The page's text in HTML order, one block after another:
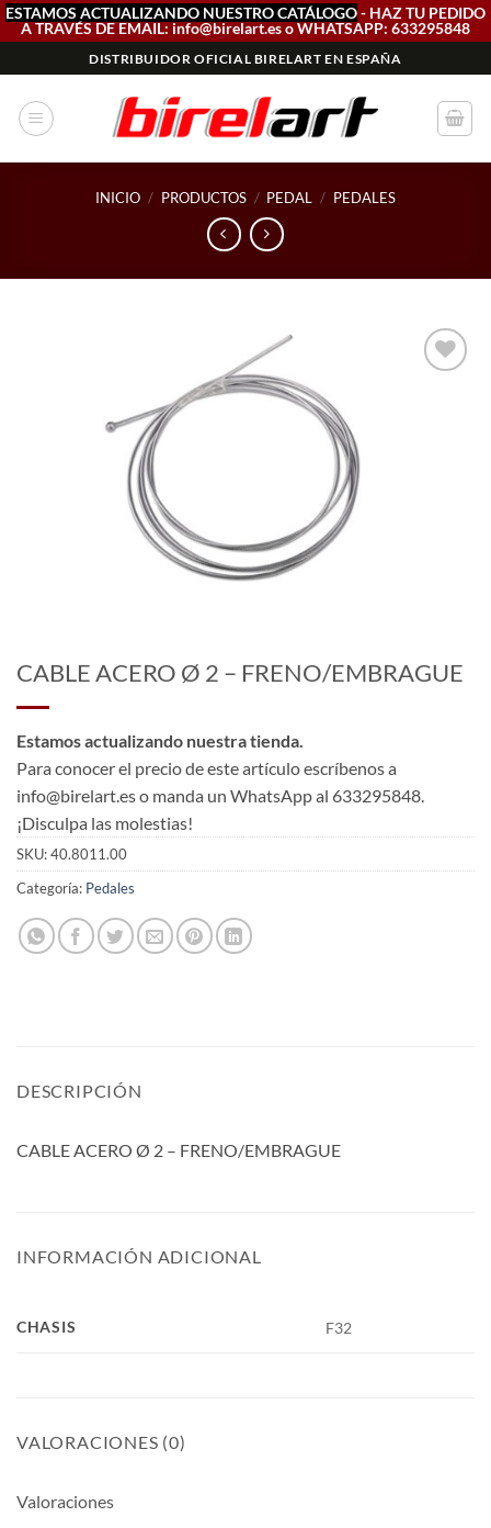
ESTAMOS ACTUALIZANDO NUESTRO CATÁLOGO- HAZ TU PEDIDO
A TRAVÉS DE EMAIL: info@birelart.es o WHATSAPP: 633295848
al
contenido
DISTRIBUIDOR OFICIAL BIRELART EN ESPAÑA
INICIO / PRODUCTOS / PEDAL / PEDALES
CABLE ACERO Ø 2 – FRENO/EMBRAGUE
Estamos actualizando nuestra tienda.
Para conocer el precio de este artículo escríbenos a
info@birelart.es o manda un WhatsApp al 633295848.
¡Disculpa las molestias!
SKU:40.8011.00
Categoría: Pedales
DESCRIPCIÓN
CABLE ACERO Ø 2 – FRENO/EMBRAGUE
INFORMACIÓN ADICIONAL
CHASIS F32
VALORACIONES (0)
Valoraciones